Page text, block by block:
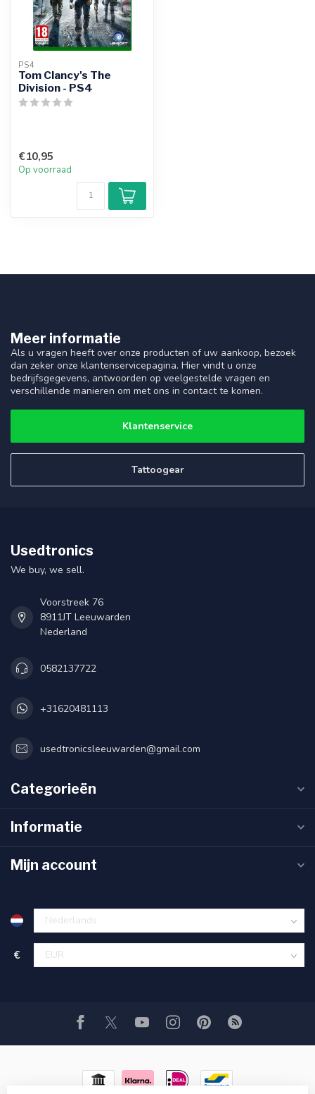
PS4
Tom Clancy's The
Division - PS4
€10,95
Op voorraad
Meer informatie
Als u vragen heeft over onze producten of uw aankoop, bezoek
dan zeker onze klantenservicepagina. Hier vindt u onze
bedrijfsgegevens, antwoorden op veelgestelde vragen en
verschillende manieren om met ons in contact te komen.
Klantenservice
Tattoogear
Usedtronics
We buy, we sell.
Voorstreek 76
8911JT Leeuwarden
Nederland
0582137722
+31620481113
usedtronicsleeuwarden@gmail.com
Categorieën
Informatie
Mijn account
€